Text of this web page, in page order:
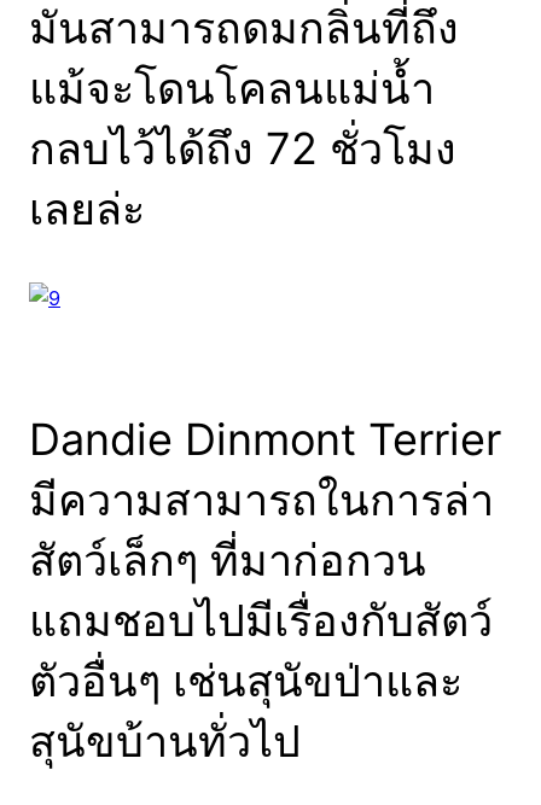
มันสามารถดมกลิ่นที่ถึง
แม้จะโดนโคลนแม่น้ำ
กลบไว้ได้ถึง 72 ชั่วโมง
เลยล่ะ
Dandie Dinmont Terrier
มีความสามารถในการล่า
สัตว์เล็กๆ ที่มาก่อกวน
แถมชอบไปมีเรื่องกับสัตว์
ตัวอื่นๆ เช่นสุนัขป่าและ
สุนัขบ้านทั่วไป